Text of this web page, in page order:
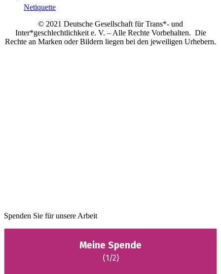
Netiquette
© 2021 Deutsche Gesellschaft für Trans*- und
Inter*geschlechtlichkeit e. V. – Alle Rechte Vorbehalten. Die
Rechte an Marken oder Bildern liegen bei den jeweiligen Urhebern.
Spenden Sie für unsere Arbeit